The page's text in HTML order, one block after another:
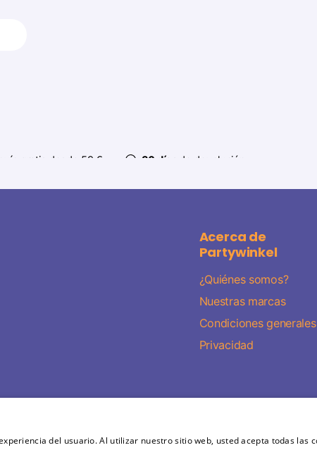
gratis desde 59 € 30 días
de devolución
Acerca de
Partywinkel
¿Quiénes somos?
Nuestras marcas
Condiciones generales
Privacidad
del usuario. Al utilizar nuestro sitio web, usted acepta todas las